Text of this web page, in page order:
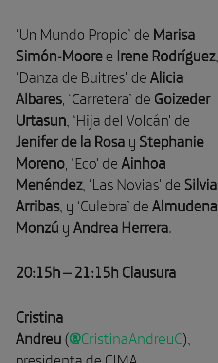
‘Un Mundo Propio’ de Marisa
Simón-Mooree Irene Rodríguez,
‘Danza de Buitres’ deAlicia
Albares, ‘Carretera’ de Goizeder
Urtasun, ‘Hija del Volcán’ de
Jenifer de la Rosay Stephanie
Moreno, ‘Eco’ deAinhoa
Menéndez, ‘Las Novias’ de Silvia
Arribas, y ‘Culebra’ deAlmudena
MonzúyAndrea Herrera.
20:15h – 21:15h Clausura
Cristina
Andreu(@CristinaAndreuC),